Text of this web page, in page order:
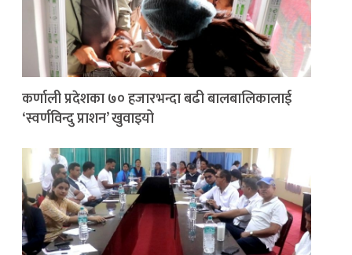
कर्णाली प्रदेशका ७० हजारभन्दा बढी बालबालिकालाई
‘स्वर्णविन्दु प्राशन’ खुवाइयो